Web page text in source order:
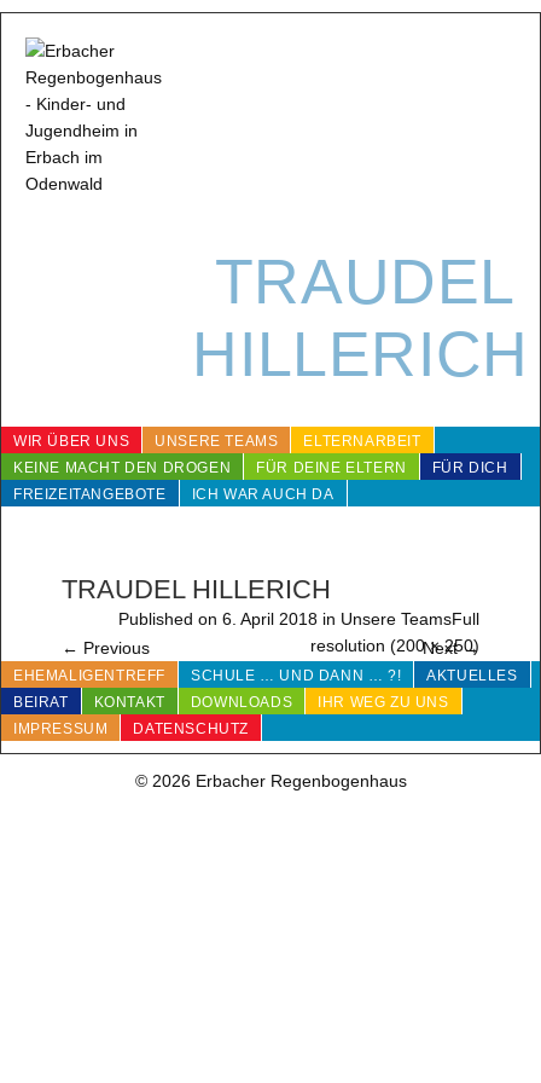
TRAUDEL
HILLERICH
WIR ÜBER UNS UNSERE TEAMS
ELTERNARBEIT
KEINE MACHT DEN DROGEN
FÜR DEINE ELTERN
FÜR DICH
FREIZEITANGEBOTE
ICH WAR AUCH DA
TRAUDEL HILLERICH
Published on 6. April 2018 in Unsere TeamsFull
resolution (200 × 250)
← Previous Next→
EHEMALIGENTREFF SCHULE … UND DANN … ?!
AKTUELLES
BEIRAT
KONTAKT DOWNLOADS
IHR WEG ZU UNS
IMPRESSUM
DATENSCHUTZ
© 2026 Erbacher Regenbogenhaus